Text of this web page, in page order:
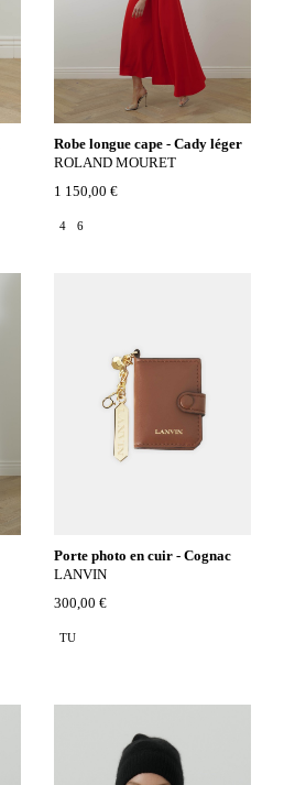
Robe longue cape - Cady léger
ROLAND MOURET
1 150,00 €
4 6
Porte photo en cuir - Cognac
LANVIN
300,00 €
TU